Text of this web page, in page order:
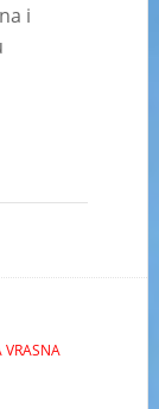
i
VRASNA